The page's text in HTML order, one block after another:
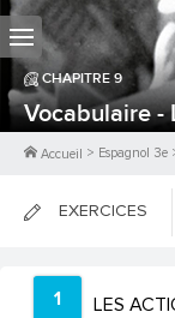
CHAPITRE 9
Vocabulaire -
Accueil > Espagnol 3e
EXERCICES
FICHES DE
1 LES